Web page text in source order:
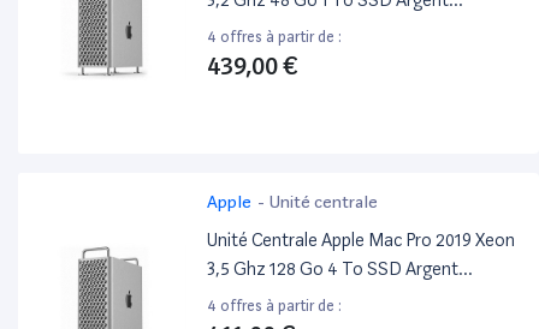
Reconditionné
4 offres à partir de :
439,00 €
Apple - Unité centrale
Unité Centrale Apple Mac Pro 2019 Xeon
3,5 Ghz 128 Go 4 To SSD Argent
Reconditionné
4 offres à partir de :